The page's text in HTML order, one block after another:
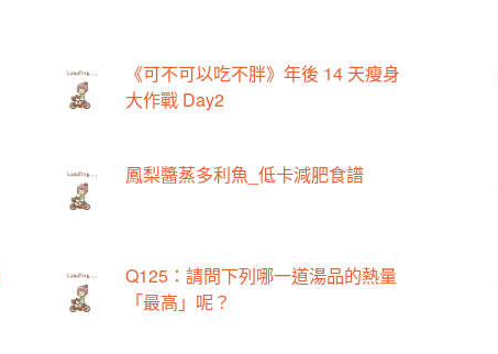
《可不可以吃不胖》年後 14 天瘦身
大作戰 Day2
鳳梨醬蒸多利魚_低卡減肥食譜
Q125：請問下列哪一道湯品的熱量
「最高」呢？